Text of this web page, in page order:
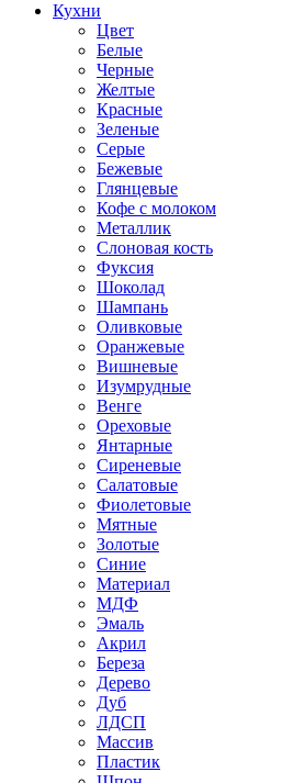
Кухни
Цвет
Белые
Черные
Желтые
Красные
Зеленые
Серые
Бежевые
Глянцевые
Кофе с молоком
Металлик
Слоновая кость
Фуксия
Шоколад
Шампань
Оливковые
Оранжевые
Вишневые
Изумрудные
Венге
Ореховые
Янтарные
Сиреневые
Салатовые
Фиолетовые
Мятные
Золотые
Синие
Материал
МДФ
Эмаль
Акрил
Береза
Дерево
Дуб
ЛДСП
Массив
Пластик